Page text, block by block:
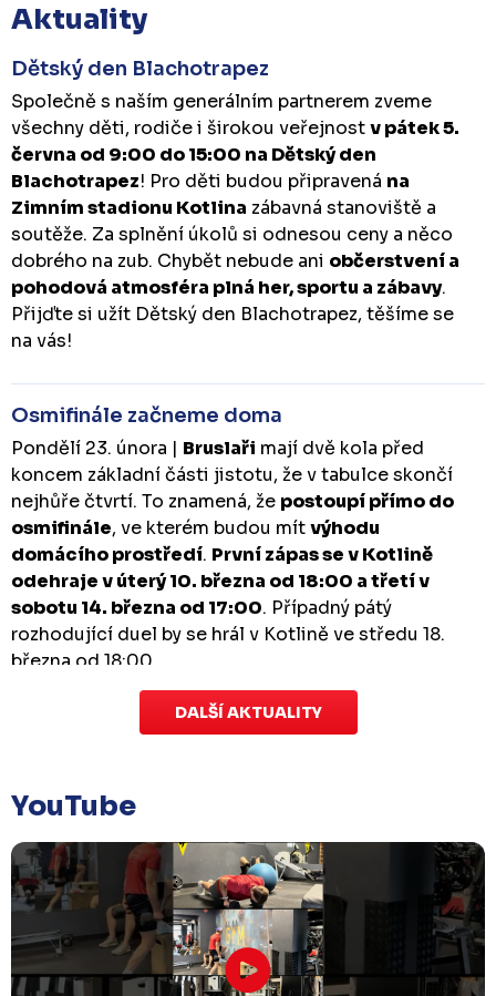
Aktuality
Dětský den Blachotrapez
Společně s naším generálním partnerem zveme
všechny děti, rodiče i širokou veřejnostv pátek 5.
června od 9:00 do 15:00 na Dětský den
Blachotrapez! Pro děti budou připravená na
Zimním stadionu Kotlina zábavná stanoviště a
soutěže. Za splnění úkolů si odnesou ceny a něco
dobrého na zub. Chybět nebude ani občerstvení a
pohodová atmosféra plná her, sportu a zábavy.
Přijďte si užít Dětský den Blachotrapez, těšíme se
na vás!
Osmifinále začneme doma
Pondělí 23. února | Bruslaři mají dvě kola před
koncem základní části jistotu, že v tabulce skončí
nejhůře čtvrtí. To znamená, že postoupí přímo do
osmifinále, ve kterém budou mítvýhodu
domácího prostředí. První zápas se v Kotlině
odehraje v úterý 10. března od 18:00 a třetí v
sobotu 14. března od 17:00. Případný pátý
rozhodující duel by se hrál v Kotlině ve středu 18.
března od 18:00.
Zápas dorostu je odložen
které se mělo odehrát v pátek 30. ledna ve 14:15,
odloženo!Odehraje se v náhradním termínu, o
kterém se bude jednat.
Náhradní termín 32. kola
Úterý 27. ledna | Utkání 32. kola v Písku
, které se
mělo původně odehrát 31. ledna, bylo z důvodu
DALŠÍ AKTUALITY
YouTube